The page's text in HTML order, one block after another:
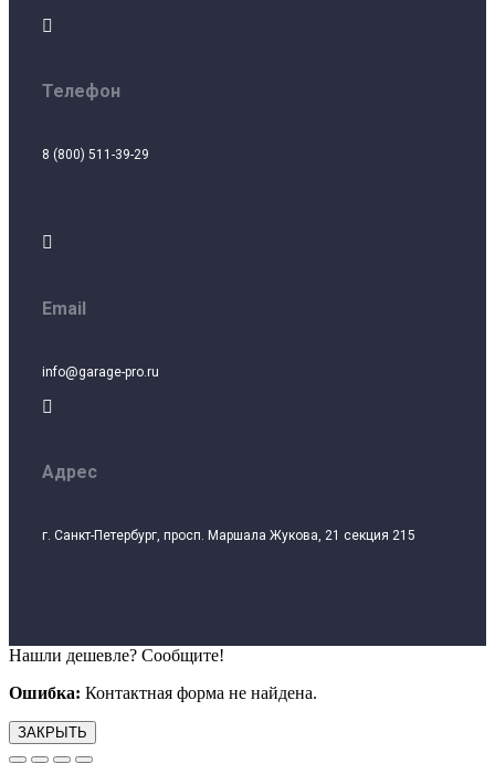

Телефон
8 (800) 511-39-29

Email
info@garage-pro.ru

Адрес
г. Санкт-Петербург, просп. Маршала Жукова, 21 секция 215
Нашли дешевле? Сообщите!
Ошибка: Контактная форма не найдена.
ЗАКРЫТЬ